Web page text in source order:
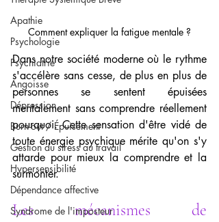
Apathie
Psychologie
Psychiatrie
Angoisse
Dépression
Burn-out / Épuisement
Gestion du stress au travail
Hypersensibilité
Dépendance affective
Syndrome de l'imposteur
Comment expliquer la fatigue mentale ?
Dans notre société moderne où le rythme
s'accélère sans cesse, de plus en plus de
personnes se sentent épuisées
mentalement sans comprendre réellement
pourquoi. Cette sensation d'être vidé de
toute énergie psychique mérite qu'on s'y
attarde pour mieux la comprendre et la
surmonter.
Les mécanismes de